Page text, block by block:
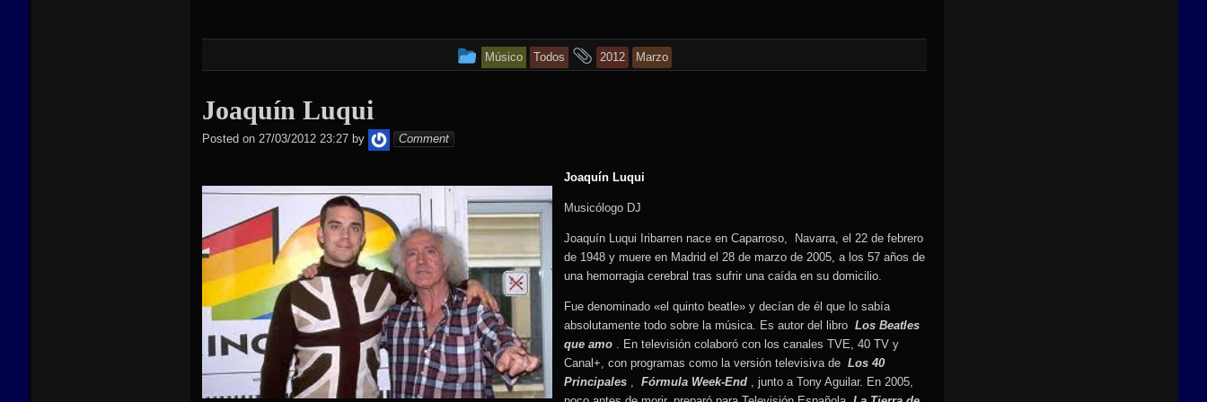
This
Músico Todos
and
2012 Marzo
Joaquín Luqui
Posted on 27/03/2012 23:27 by iekora
Comment
Joaquín Luqui
Musicólogo DJ
Joaquín Luqui Iribarren nace en Caparroso, Navarra, el 22 de febrero
de 1948 y muere en Madrid el 28 de marzo de 2005, a los 57 años de
una hemorragia cerebral tras sufrir una caída en su domicilio.
Fue denominado «el quinto beatle» y decían de él que lo sabía
absolutamente todo sobre la música. Es autor del libro Los Beatles
que amo . En televisión colaboró con los canales TVE, 40 TV y
Canal+, con programas como la versión televisiva de Los 40
Principales , Fórmula Week-End , junto a Tony Aguilar. En 2005,